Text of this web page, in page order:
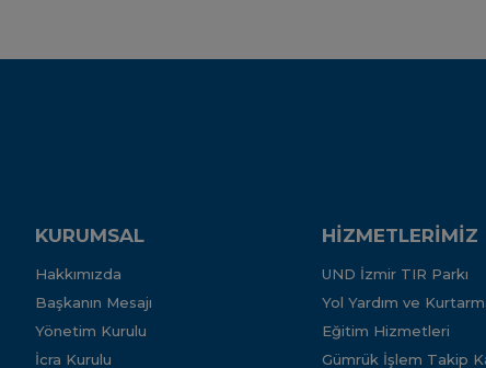
KURUMSAL
Hakkımızda
Başkanın Mesajı
Yönetim Kurulu
İcra Kurulu
HİZMETLERİMİZ
UND İzmir TIR Parkı
Yol Yardım ve
Eğitim Hizmetleri
Gümrük İşlem Takip